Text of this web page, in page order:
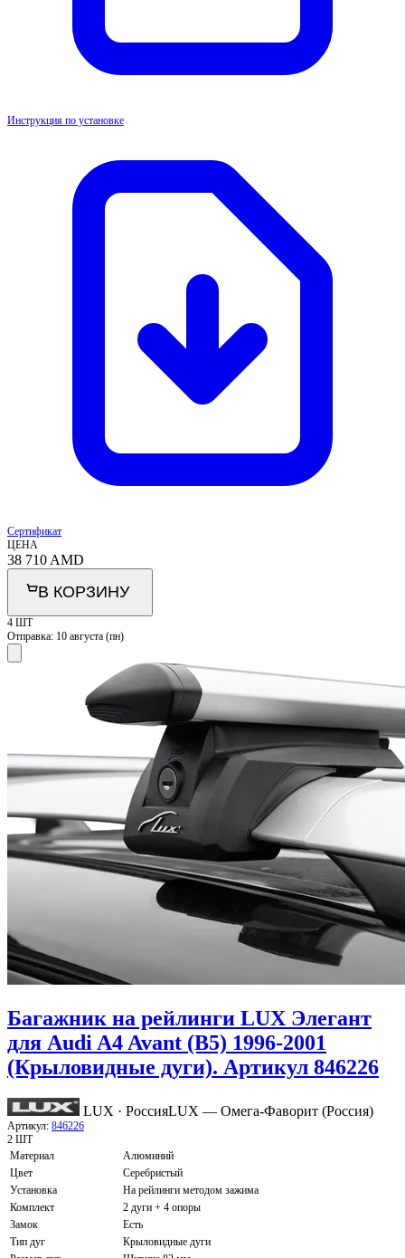
Инструкция по установке
Сертификат
ЦЕНА
38 710 AMD
В КОРЗИНУ
4 ШТ
Отправка: 10 августа (пн)
Багажник на рейлинги LUX Элегант
для Audi A4 Avant (B5) 1996-2001
(Крыловидные дуги). Артикул 846226
LUX · РоссияLUX — Омега-Фаворит (Россия)
Артикул: 846226
2 ШТ
Материал
Алюминий
Цвет
Серебристый
Установка
На рейлинги методом зажима
Комплект
2 дуги + 4 опоры
Замок
Есть
Тип дуг
Крыловидные дуги